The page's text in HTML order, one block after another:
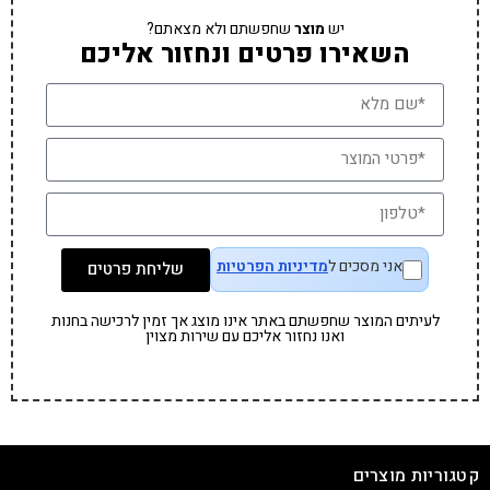
ישמוצרשחפשתם ולא מצאתם?
השאירו פרטים ונחזור אליכם
אני מסכים למדיניות הפרטיות שליחת פרטים
לעיתים המוצר שחפשתם באתר אינו מוצג אך זמין לרכישה בחנות
ואנו נחזור אליכם עם שירות מצוין
קטגוריות מוצרים